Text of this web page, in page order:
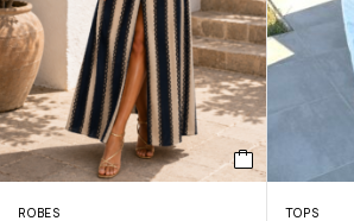
ROBES TOPS